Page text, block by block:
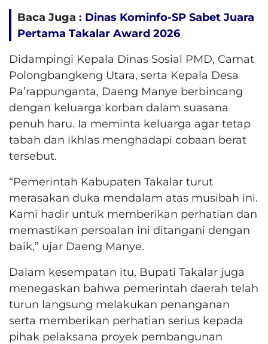
Baca Juga : Dinas Kominfo-SP Sabet Juara
Pertama Takalar Award 2026
Didampingi Kepala Dinas Sosial PMD, Camat
Polongbangkeng Utara, serta Kepala Desa
Pa’rappunganta, Daeng Manye berbincang
dengan keluarga korban dalam suasana
penuh haru. Ia meminta keluarga agar tetap
tabah dan ikhlas menghadapi cobaan berat
tersebut.
“Pemerintah Kabupaten Takalar turut
merasakan duka mendalam atas musibah ini.
Kami hadir untuk memberikan perhatian dan
memastikan persoalan ini ditangani dengan
baik,” ujar Daeng Manye.
Dalam kesempatan itu, Bupati Takalar juga
menegaskan bahwa pemerintah daerah telah
turun langsung melakukan penanganan
serta memberikan perhatian serius kepada
pihak pelaksana proyek pembangunan